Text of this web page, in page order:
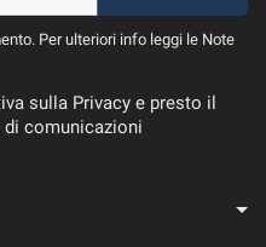
Per ulteriori info leggi le Note
sulla Privacy e presto il
comunicazioni